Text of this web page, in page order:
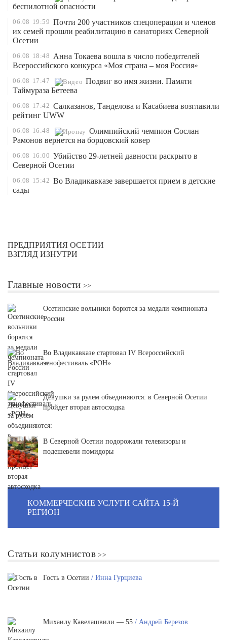
беспилотной опасности
06.08 19:59 Почти 200 участников спецоперации и членов
их семей прошли реабилитацию в санаториях Северной
Осетии
06.08 18:48 Анна Токаева вошла в число победителей
Всероссийского конкурса «Моя страна – моя Россия»
06.08 17:47
Подвиг во имя жизни. Памяти
Таймураза Бетеева
06.08 17:42 Салказанов, Танделова и Касабиева возглавили
рейтинг UWW
06.08 16:48
Олимпийский чемпион Сослан
Рамонов вернется на борцовский ковер
06.08 16:00 Убийство 29-летней давности раскрыто в
Северной Осетии
06.08 15:42 Во Владикавказе завершается прием в детские
сады
ПРЕДПРИЯТИЯ ОСЕТИИ
ВЗГЛЯД ИЗНУТРИ
Главные новости
Осетинские вольники борются за медали чемпионата
России
Во Владикавказе стартовал IV Всероссийский
этнофестиваль «РОН»
Девушки за рулем объединяются: в Северной Осетии
пройдет вторая автосходка
В Северной Осетии подорожали телевизоры и
подешевели помидоры
КОММЕРЧЕСКИЕ УСЛУГИ САЙТА 15-Й
РЕГИОН
Статьи колумнистов
Гость в Осетии / Инна Гурциева
Михаилу Кавелашвили — 55 / Андрей Березов